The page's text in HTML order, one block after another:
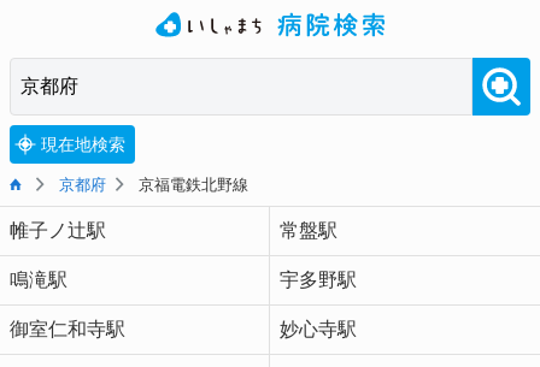
現在地検索
京都府 京福電鉄北野線
帷子ノ辻駅 常盤駅
鳴滝駅 宇多野駅
御室仁和寺駅 妙心寺駅